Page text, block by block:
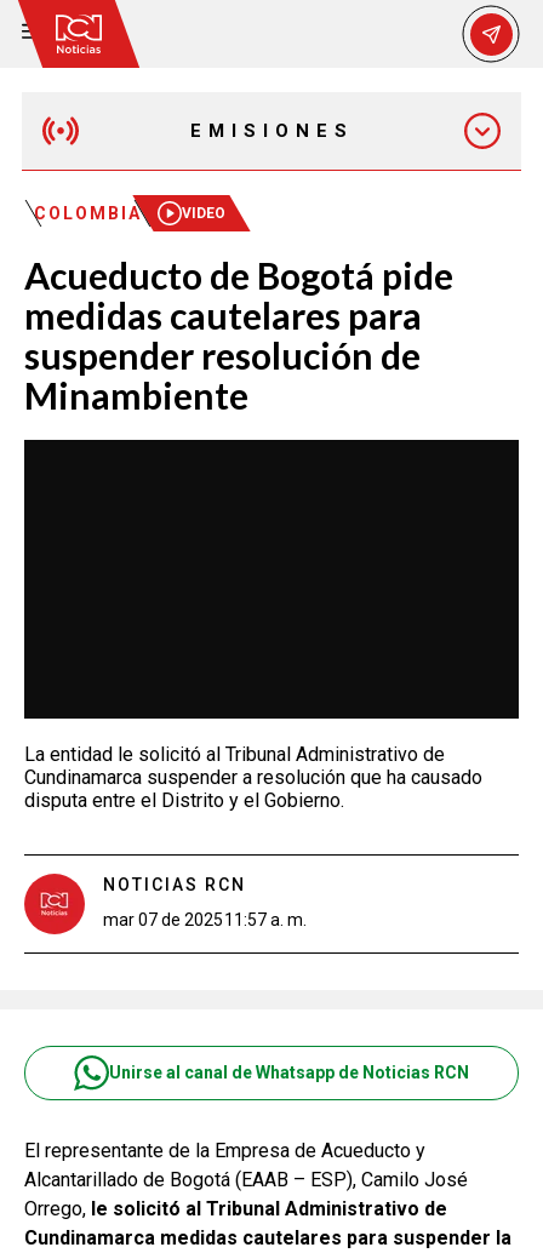
EMISIONES
EMISIÓN 12:30 PM
EMISIÓN 7:00 PM
COLOMBIA VIDEO
Acueducto de Bogotá pide
medidas cautelares para
suspender resolución de
Minambiente
La entidad le solicitó al Tribunal Administrativo de
Cundinamarca suspender a resolución que ha causado
disputa entre el Distrito y el Gobierno.
NOTICIAS RCN
mar 07 de 202511:57 a. m.
Unirse al canal de Whatsapp de Noticias RCN
El representante de la Empresa de Acueducto y
Alcantarillado de Bogotá (EAAB – ESP), Camilo José
Orrego, le solicitó al Tribunal Administrativo de
Cundinamarca medidas cautelares para suspender la